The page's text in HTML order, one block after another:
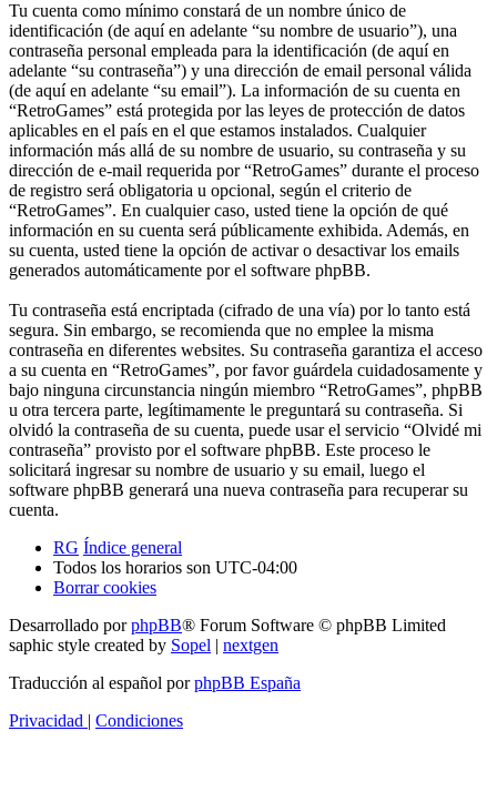
Tu cuenta como mínimo constará de un nombre único de
identificación (de aquí en adelante “su nombre de usuario”), una
contraseña personal empleada para la identificación (de aquí en
adelante “su contraseña”) y una dirección de email personal válida
(de aquí en adelante “su email”). La información de su cuenta en
“RetroGames” está protegida por las leyes de protección de datos
aplicables en el país en el que estamos instalados. Cualquier
información más allá de su nombre de usuario, su contraseña y su
dirección de e-mail requerida por “RetroGames” durante el proceso
de registro será obligatoria u opcional, según el criterio de
“RetroGames”. En cualquier caso, usted tiene la opción de qué
información en su cuenta será públicamente exhibida. Además, en
su cuenta, usted tiene la opción de activar o desactivar los emails
generados automáticamente por el software phpBB.
Tu contraseña está encriptada (cifrado de una vía) por lo tanto está
segura. Sin embargo, se recomienda que no emplee la misma
contraseña en diferentes websites. Su contraseña garantiza el acceso
a su cuenta en “RetroGames”, por favor guárdela cuidadosamente y
bajo ninguna circunstancia ningún miembro “RetroGames”, phpBB
u otra tercera parte, legítimamente le preguntará su contraseña. Si
olvidó la contraseña de su cuenta, puede usar el servicio “Olvidé mi
contraseña” provisto por el software phpBB. Este proceso le
solicitará ingresar su nombre de usuario y su email, luego el
software phpBB generará una nueva contraseña para recuperar su
cuenta.
RG Índice general
Todos los horarios son UTC-04:00
Borrar cookies
Desarrollado porphpBB® Forum Software © phpBB Limited
saphic style created by Sopel | nextgen
Traducción al español porphpBB España
Privacidad | Condiciones